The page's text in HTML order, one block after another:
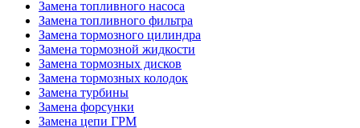
Замена топливного насоса
Замена топливного фильтра
Замена тормозного цилиндра
Замена тормозной жидкости
Замена тормозных дисков
Замена тормозных колодок
Замена турбины
Замена форсунки
Замена цепи ГРМ